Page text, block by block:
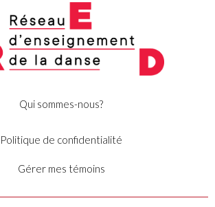
Qui sommes-nous?
Politique de confidentialité
Gérer mes témoins